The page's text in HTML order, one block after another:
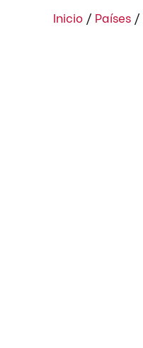
Inicio / Países /